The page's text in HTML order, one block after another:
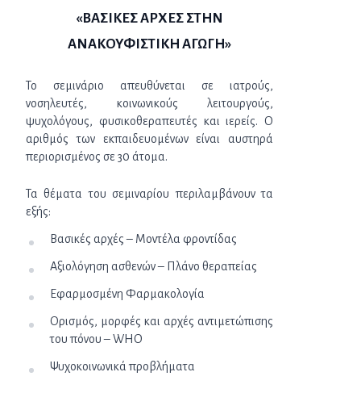
«ΒΑΣΙΚΕΣ ΑΡΧΕΣ ΣΤΗΝ
ΑΝΑΚΟΥΦΙΣΤΙΚΗ ΑΓΩΓΗ»
Το σεμινάριο απευθύνεται σε ιατρούς,
νοσηλευτές, κοινωνικούς λειτουργούς,
ψυχολόγους, φυσικοθεραπευτές και ιερείς. Ο
αριθμός των εκπαιδευομένων είναι αυστηρά
περιορισμένος σε 30 άτομα.
Τα θέματα του σεμιναρίου περιλαμβάνουν τα
εξής:
Βασικές αρχές – Μοντέλα φροντίδας
Αξιολόγηση ασθενών – Πλάνο θεραπείας
Εφαρμοσμένη Φαρμακολογία
Ορισμός, μορφές και αρχές αντιμετώπισης
του πόνου – WHO
Ψυχοκοινωνικά προβλήματα